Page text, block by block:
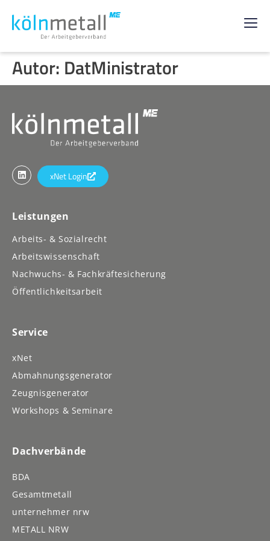
Autor: DatMinistrator
xNet Login
Leistungen
Arbeits- & Sozialrecht
Arbeitswissenschaft
Nachwuchs- & Fachkräftesicherung
Öffentlichkeitsarbeit
Service
xNet
Abmahnungsgenerator
Zeugnisgenerator
Workshops & Seminare
Dachverbände
BDA
Gesamtmetall
unternehmer nrw
METALL NRW